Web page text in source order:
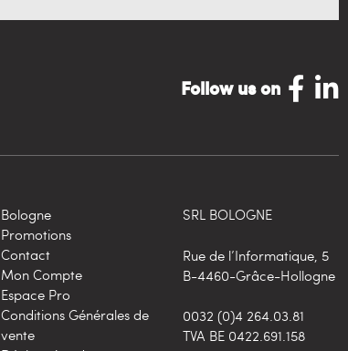
Follow us on
Bologne
Promotions
Contact
Mon Compte
Espace Pro
Conditions Générales de
vente
SRL BOLOGNE
Rue de l’Informatique, 5
B-4460-Grâce-Hollogne
0032 (0)4 264.03.81
TVA BE 0422.691.158